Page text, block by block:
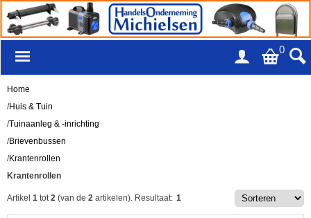
0
Home
/Huis & Tuin
/Tuinaanleg & -inrichting
/Brievenbussen
/Krantenrollen
Krantenrollen
Artikel 1 tot 2 (van de 2 artikelen). Resultaat: 1